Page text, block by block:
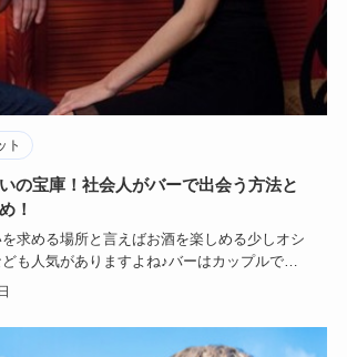
ト
の宝庫！社会人がバーで出会う方法と
！
求める場所と言えばお酒を楽しめる少しオシ
も人気がありますよね♪バーはカップルで楽
…